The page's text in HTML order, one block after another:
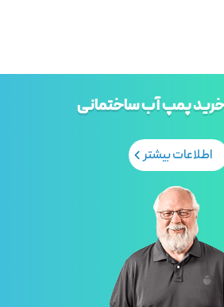
پمپ آب ساختمانی
اطلاعات بیشتر